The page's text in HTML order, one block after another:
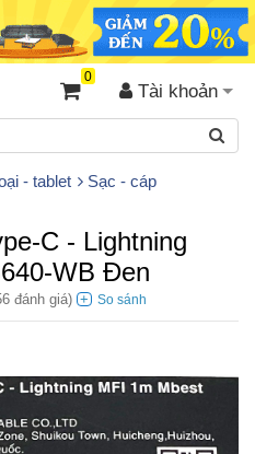
Tài khoản
0
- tablet
Sạc - cáp
C - Lightning
WB Đen
đánh giá)